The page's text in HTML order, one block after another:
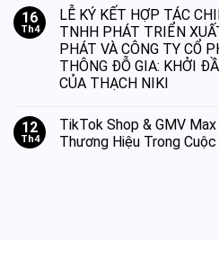
16
Th4
LỄ KÝ KẾT HỢP TÁC
TNHH PHÁT TRIỂN
PHÁT VÀ CÔNG TY CỔ
THÔNG ĐỖ GIA: KHỞI
CỦA THẠCH NIKI
12
Th4
TikTok Shop & GMV
Thương Hiệu Trong